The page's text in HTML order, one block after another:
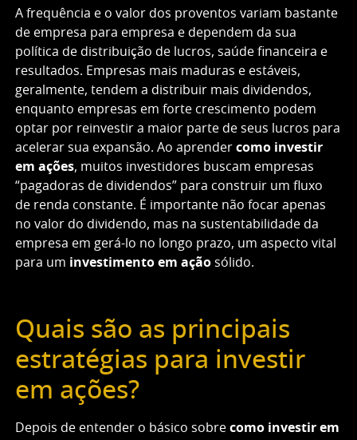
A frequência e o valor dos proventos variam bastante
de empresa para empresa e dependem da sua
política de distribuição de lucros, saúde financeira e
resultados. Empresas mais maduras e estáveis,
geralmente, tendem a distribuir mais dividendos,
enquanto empresas em forte crescimento podem
optar por reinvestir a maior parte de seus lucros para
acelerar sua expansão. Ao aprender como investir
em ações, muitos investidores buscam empresas
“pagadoras de dividendos” para construir um fluxo
de renda constante. É importante não focar apenas
no valor do dividendo, mas na sustentabilidade da
empresa em gerá-lo no longo prazo, um aspecto vital
para um investimento em ação sólido.
Quais são as principais
estratégias para investir
em ações?
Depois de entender o básico sobre como investir em